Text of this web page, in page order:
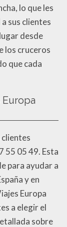
lo que les
sus clientes
desde
los cruceros
que cada
55 05 49. Esta
para ayudar a
y en
Europa
a elegir el
sobre